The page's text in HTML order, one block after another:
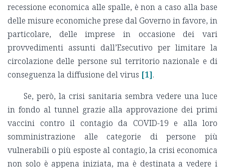
recessione economica alle spalle, è non a caso alla base
delle misure economiche prese dal Governo in favore, in
particolare, delle imprese in occasione dei vari
provvedimenti assunti dall’Esecutivo per limitare la
circolazione delle persone sul territorio nazionale e di
conseguenza la diffusione del virus [1].
Se, però, la crisi sanitaria sembra vedere una luce
in fondo al tunnel grazie alla approvazione dei primi
vaccini contro il contagio da COVID-19 e alla loro
somministrazione alle categorie di persone più
vulnerabili o più esposte al contagio, la crisi economica
non solo è appena iniziata, ma è destinata a vedere i